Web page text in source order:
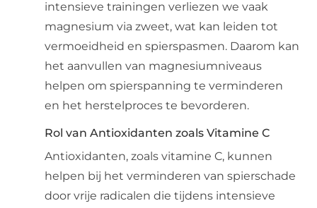
intensieve trainingen verliezen we vaak
magnesium via zweet, wat kan leiden tot
vermoeidheid en spierspasmen. Daarom kan
het aanvullen van magnesiumniveaus
helpen om spierspanning te verminderen
en het herstelproces te bevorderen.
Rol van Antioxidanten zoals Vitamine C
Antioxidanten, zoals vitamine C, kunnen
helpen bij het verminderen van spierschade
door vrije radicalen die tijdens intensieve